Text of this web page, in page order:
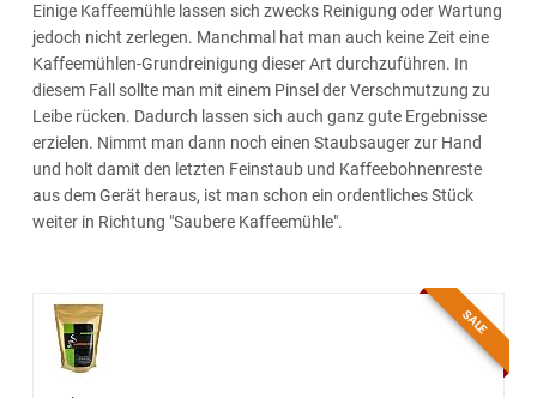
Einige Kaffeemühle lassen sich zwecks Reinigung oder Wartung
jedoch nicht zerlegen. Manchmal hat man auch keine Zeit eine
Kaffeemühlen-Grundreinigung dieser Art durchzuführen. In
diesem Fall sollte man mit einem Pinsel der Verschmutzung zu
Leibe rücken. Dadurch lassen sich auch ganz gute Ergebnisse
erzielen. Nimmt man dann noch einen Staubsauger zur Hand
und holt damit den letzten Feinstaub und Kaffeebohnenreste
aus dem Gerät heraus, ist man schon ein ordentliches Stück
weiter in Richtung "Saubere Kaffeemühle".
SALE